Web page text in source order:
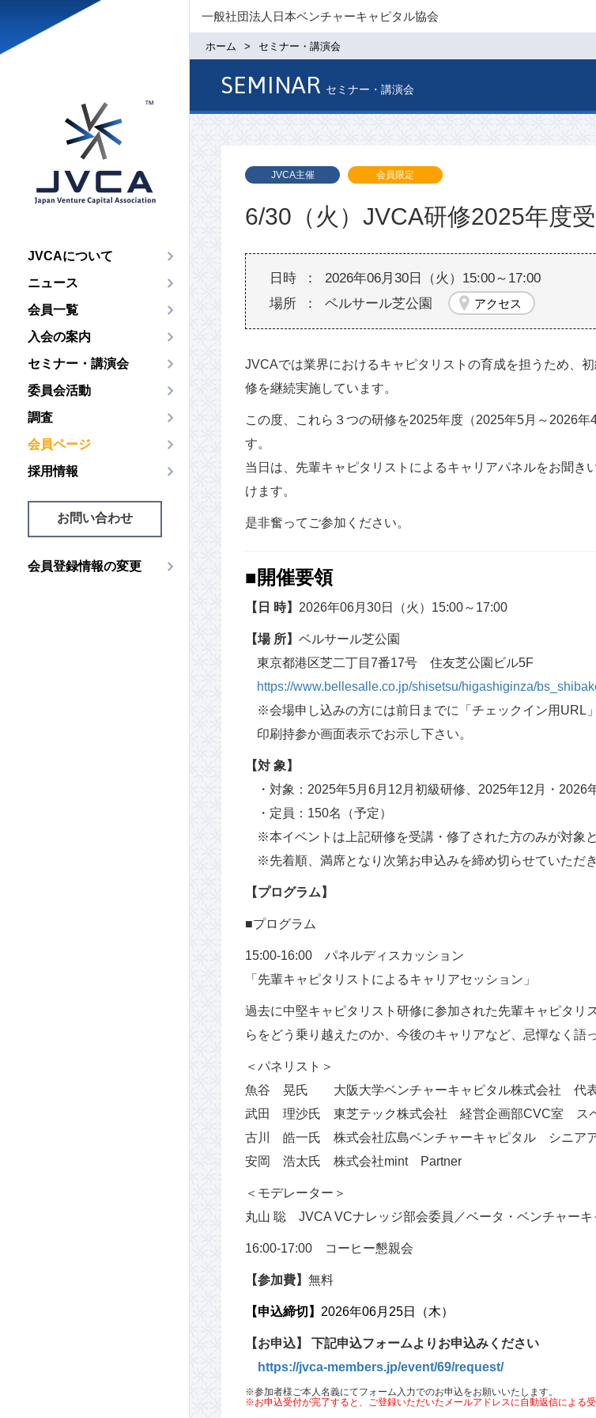
JVCAについて
ニュース
会員一覧
入会の案内
セミナー・講演会
委員会活動
調査
会員ページ
採用情報
お問い合わせ
会員登録情報の変更
一般社団法人日本ベンチャーキャピタル協会
ホーム セミナー・講演会
SEMINAR セミナー・講演会
JVCA主催 会員限定
6/30（火）JVCA研修2025年度
2026年06月30日（火）15:00～17:00
ベルサール芝公園
アクセス
JVCAでは業界におけるキャピタリストの育成を担うため、
修を継続実施しています。
この度、これら３つの研修を2025年度（2025年5月～2026
す。
当日は、先輩キャピタリストによるキャリアパネルをお聞
けます。
是非奮ってご参加ください。
■開催要領
【日 時】 2026年06月30日（火）15:00～17:00
【場 所】 ベルサール芝公園
東京都港区芝二丁目7番17号 住友芝公園ビル5F
https://www.bellesalle.co.jp/shisetsu/higashiginza/
※会場申し込みの方には前日までに「チェックイン用URL
印刷持参か画面表示でお示し下さい。
【対 象】
・対象：2025年5月6月12月初級研修、2025年12月・
・定員：150名（予定）
※本イベントは上記研修を受講・修了された方のみが対象
※先着順、満席となり次第お申込みを締め切らせていただ
【プログラム】
■プログラム
15:00-16:00 パネルディスカッション
「先輩キャピタリストによるキャリアセッション」
過去に中堅キャピタリスト研修に参加された先輩キャピタ
らをどう乗り越えたのか、今後のキャリアなど、忌憚なく語
＜パネリスト＞
魚谷 晃氏 大阪大学ベンチャーキャピタル株式会社 代
武田 理沙氏 東芝テック株式会社 経営企画部CVC室 ス
古川 皓一氏 株式会社広島ベンチャーキャピタル シニアア
安岡 浩太氏 株式会社mint Partner
＜モデレーター＞
丸山 聡 JVCA VCナレッジ部会委員／ベータ・ベンチャー
16:00-17:00 コーヒー懇親会
【参加費】 無料
【申込締切】 2026年06月25日（木）
【お申込】
下記申込フォームよりお申込みください
https://jvca-members.jp/event/69/request/
※参加者様ご本人名義にてフォーム入力でのお申込をお願いいたします。
※お申込受付が完了すると、ご登録いただいたメールアドレスに自動返信による